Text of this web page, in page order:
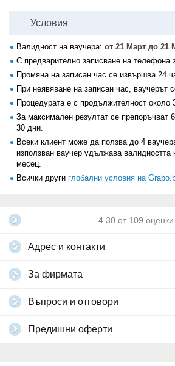
Условия
Валидност на ваучера: от 21 Март до 21
С предварително записване на телефона
Промяна на записан час се извършва 24
При неявяване на записан час, ваучерът
Процедурата е с продължителност около
За максимален резултат се препоръчват
30 дни.
Всеки клиент може да ползва до 4
използван ваучер удължава
месец.
Всички други глобални условия на
4.30 от 109 оценки
Адрес и контакти
За фирмата
Въпроси и отговори
Предишни оферти